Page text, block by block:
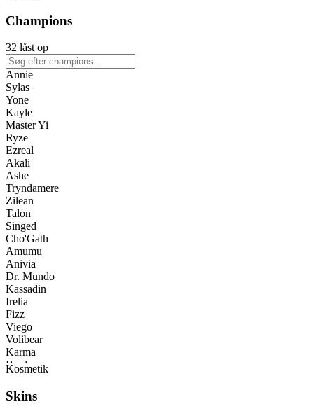
Champions
32 låst op
Annie
Sylas
Yone
Kayle
Master Yi
Ryze
Ezreal
Akali
Ashe
Tryndamere
Zilean
Talon
Singed
Cho'Gath
Amumu
Anivia
Dr. Mundo
Kassadin
Irelia
Fizz
Viego
Volibear
Karma
Bard
Qiyana
Naafiri
Kosmetik
Skins